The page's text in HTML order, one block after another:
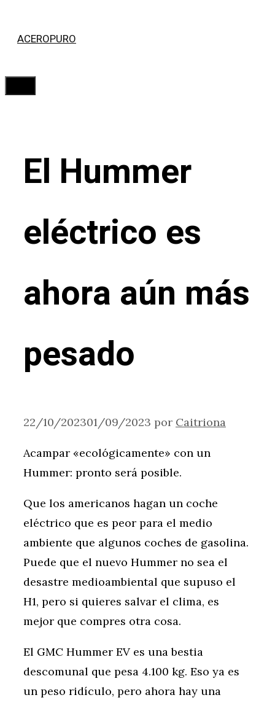
ACEROPURO
El Hummer
eléctrico es
ahora aún más
pesado
22/10/202301/09/2023 por Caitriona
Acampar «ecológicamente» con un
Hummer: pronto será posible.
Que los americanos hagan un coche
eléctrico que es peor para el medio
ambiente que algunos coches de gasolina.
Puede que el nuevo Hummer no sea el
desastre medioambiental que supuso el
H1, pero si quieres salvar el clima, es
mejor que compres otra cosa.
El GMC Hummer EV es una bestia
descomunal que pesa 4.100 kg. Eso ya es
un peso ridículo, pero ahora hay una